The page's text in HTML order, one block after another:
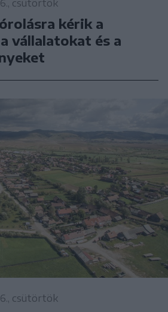
csütörtök
kérik a
vállalatokat és a
csütörtök